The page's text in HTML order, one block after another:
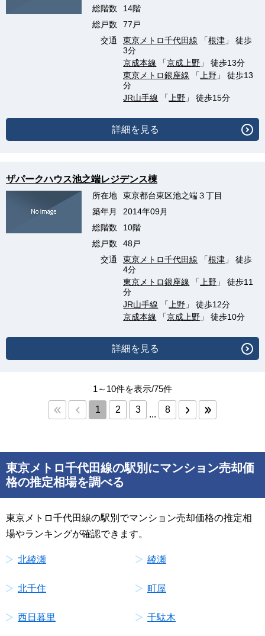
総階数
14階
総戸数
77戸
交通
東京メトロ千代田線 「根津 」 徒歩
3分
京成本線 「京成上野 」 徒歩13分
東京メトロ銀座線 「 上野 」 徒歩13
分
JR山手線 「 上野 」 徒歩15分
詳細を見る
ザパークハウス池之端レジデンス棟
所在地
東京都台東区池之端３丁目
築年月
2014年09月
総階数
10階
総戸数
48戸
交通
東京メトロ千代田線 「根津 」 徒歩
4分
東京メトロ銀座線 「 上野 」 徒歩11
分
JR山手線 「 上野 」 徒歩12分
京成本線 「京成上野 」 徒歩10分
詳細を見る
1～10件を表示/75件
1 2 3 ... 8
東京メトロ千代田線の駅別にマンション売却価
格の推定相場を調べる
東京メトロ千代田線の駅別でマンション売却価格の推定相
場やランキングが確認できます。
北綾瀬 綾瀬
北千住 町屋
西日暮里 千駄木